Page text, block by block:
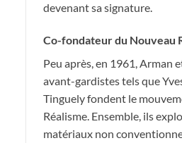
devenant sa signature.
Co-fondateur du Nouveau
Peu après, en 1961, Arman
avant-gardistes tels que
Tinguely fondent le
Réalisme. Ensemble, ils
matériaux non